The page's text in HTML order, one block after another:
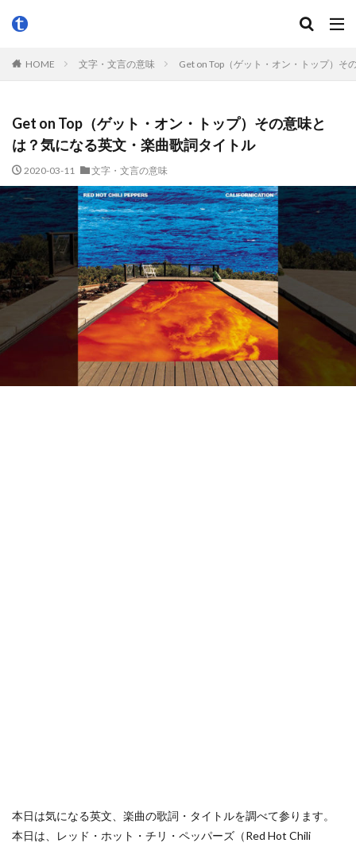
HOME 文字・文言の意味 Get on Top（ゲット・オン・トップ）そ
Get on Top（ゲット・オン・トップ）その意味と
は？気になる英文・楽曲歌詞タイトル
2020-03-11 文字・文言の意味
本日は気になる英文、楽曲の歌詞・タイトルを調べて参ります。
本日は、レッド・ホット・チリ・ペッパーズ（Red Hot Chili